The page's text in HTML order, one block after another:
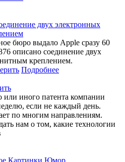
двух электронных
бюро выдало Apple сразу 60
описано соединение двух
креплением.
Подробнее
или иного патента компании
если не каждый день.
по многим направлениям.
нам о том, какие технологии
Картинки Юмор